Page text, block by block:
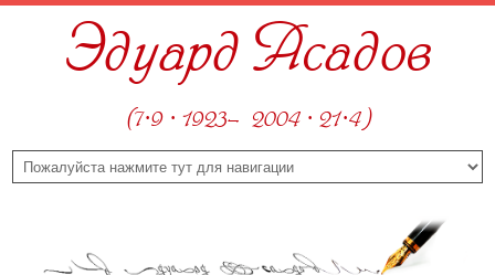
Эдуард Асадов
(7·9 · 1923—2004 · 21·4)